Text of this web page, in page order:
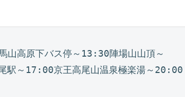
高原下バス停～13:30陣場山山頂～
駅～17:00京王高尾山温泉極楽湯～20:00